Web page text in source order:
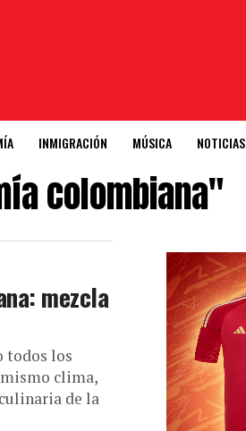
INMIGRACIÓN MÚSICA NOTICIAS
colombiana"
mezcla
todos los
clima,
de la